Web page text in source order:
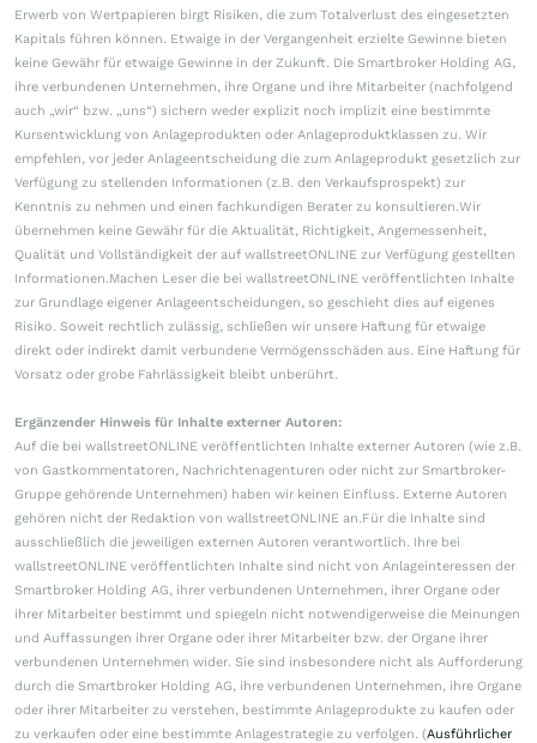
Erwerb von Wertpapieren birgt Risiken, die zum Totalverlust des eingesetzten
Kapitals führen können. Etwaige in der Vergangenheit erzielte Gewinne bieten
keine Gewähr für etwaige Gewinne in der Zukunft. Die Smartbroker Holding AG,
ihre verbundenen Unternehmen, ihre Organe und ihre Mitarbeiter (nachfolgend
auch „wir“ bzw. „uns“) sichern weder explizit noch implizit eine bestimmte
Kursentwicklung von Anlageprodukten oder Anlageproduktklassen zu. Wir
empfehlen, vor jeder Anlageentscheidung die zum Anlageprodukt gesetzlich zur
Verfügung zu stellenden Informationen (z.B. den Verkaufsprospekt) zur
Kenntnis zu nehmen und einen fachkundigen Berater zu konsultieren.Wir
übernehmen keine Gewähr für die Aktualität, Richtigkeit, Angemessenheit,
Qualität und Vollständigkeit der auf wallstreetONLINE zur Verfügung gestellten
Informationen.Machen Leser die bei wallstreetONLINE veröffentlichten Inhalte
zur Grundlage eigener Anlageentscheidungen, so geschieht dies auf eigenes
Risiko. Soweit rechtlich zulässig, schließen wir unsere Haftung für etwaige
direkt oder indirekt damit verbundene Vermögensschäden aus. Eine Haftung für
Vorsatz oder grobe Fahrlässigkeit bleibt unberührt.
Ergänzender Hinweis für Inhalte externer Autoren:
Auf die bei wallstreetONLINE veröffentlichten Inhalte externer Autoren (wie z.B.
von Gastkommentatoren, Nachrichtenagenturen oder nicht zur Smartbroker-
Gruppe gehörende Unternehmen) haben wir keinen Einfluss. Externe Autoren
gehören nicht der Redaktion von wallstreetONLINE an.Für die Inhalte sind
ausschließlich die jeweiligen externen Autoren verantwortlich. Ihre bei
wallstreetONLINE veröffentlichten Inhalte sind nicht von Anlageinteressen der
Smartbroker Holding AG, ihrer verbundenen Unternehmen, ihrer Organe oder
ihrer Mitarbeiter bestimmt und spiegeln nicht notwendigerweise die Meinungen
und Auffassungen ihrer Organe oder ihrer Mitarbeiter bzw. der Organe ihrer
verbundenen Unternehmen wider. Sie sind insbesondere nicht als Aufforderung
durch die Smartbroker Holding AG, ihre verbundenen Unternehmen, ihre Organe
oder ihrer Mitarbeiter zu verstehen, bestimmte Anlageprodukte zu kaufen oder
zu verkaufen oder eine bestimmte Anlagestrategie zu verfolgen. (Ausführlicher